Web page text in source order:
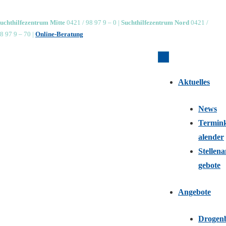
Zum
Inhalt
Mitte 0421 / 98 97 9 – 0 | Suchthilfezentrum Nord 0421 /
97 9 – 70 | Online-Beratung
Hauptnavigation
Aktuelles
News
alender
gebote
Angebote